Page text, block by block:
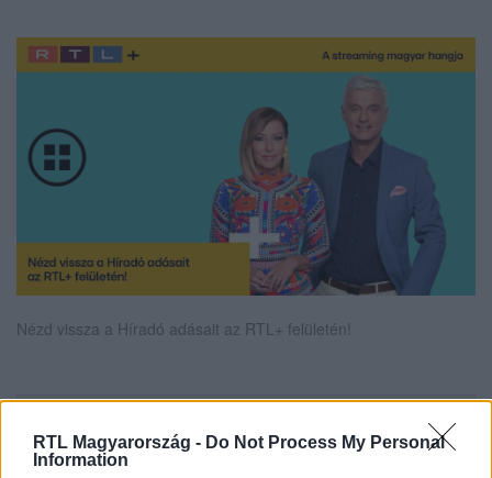
RTL Magyarország - Do Not Process My Personal
Information
Nézd vissza a Híradó adásait az RTL+ felületén!
legyen a Google-találatokban!